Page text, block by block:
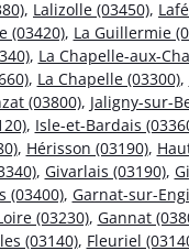
, Lalizolle (03450),
(03420), La Guillermie
, La Chapelle-aux-
, La Chapelle (03300),
(03800), Jaligny-sur-
, Isle-et-Bardais
, Hérisson (03190),
, Givarlais (03190),
(03400), Garnat-sur-
(03230), Gannat
(03140), Fleuriel